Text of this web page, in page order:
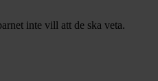
inte vill att de ska veta.